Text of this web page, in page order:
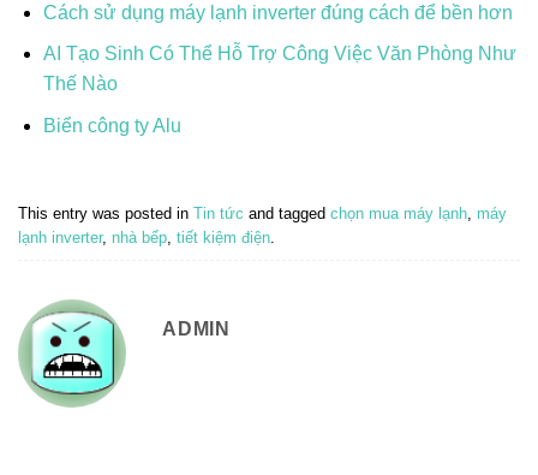
Cách sử dụng máy lạnh inverter đúng cách để bền hơn
AI Tạo Sinh Có Thể Hỗ Trợ Công Việc Văn Phòng Như
Thế Nào
Biển công ty Alu
This entry was posted in Tin tức and tagged chọn mua máy lạnh, máy
lạnh inverter, nhà bếp, tiết kiệm điện.
ADMIN